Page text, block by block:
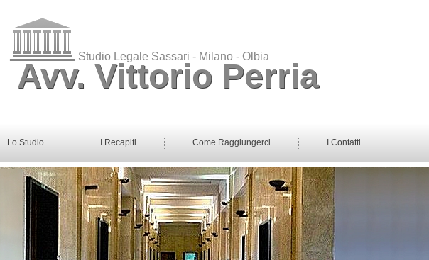
Studio Legale Sassari - Milano - Olbia
Avv. Vittorio Perria
Lo Studio I Recapiti Come Raggiungerci I Contatti